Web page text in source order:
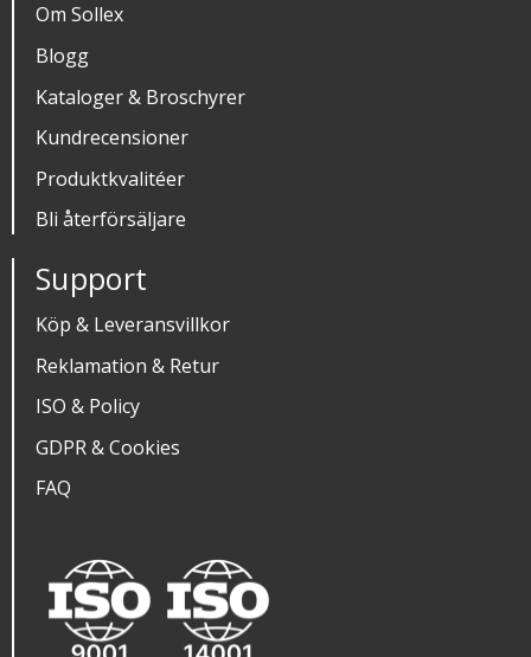
Om Sollex
Blogg
Kataloger & Broschyrer
Kundrecensioner
Produktkvalitéer
Bli återförsäljare
Support
Köp & Leveransvillkor
Reklamation & Retur
ISO & Policy
GDPR & Cookies
FAQ